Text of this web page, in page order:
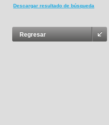
Descargar resultado de búsqueda
Regresar